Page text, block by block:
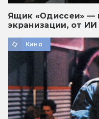
Ящик «Одиссеи» —
экранизации, от
Кино